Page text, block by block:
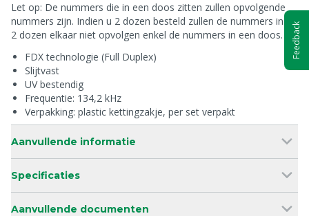
Let op: De nummers die in een doos zitten zullen opvolgende
nummers zijn. Indien u 2 dozen besteld zullen de nummers in de
2 dozen elkaar niet opvolgen enkel de nummers in een doos.
FDX technologie (Full Duplex)
Slijtvast
UV bestendig
Frequentie: 134,2 kHz
Verpakking: plastic kettingzakje, per set verpakt
Aanvullende informatie
Specificaties
Aanvullende documenten
Feedback